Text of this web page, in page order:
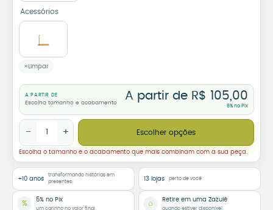
Acessórios
Limpar
A PARTIR DE
Escolha tamanho e acabamento
A partir de R$ 105,00
5% no Pix
Azulejo Decorativo Confiar e Fluir – Base Flor quantidade
− + Escolher opções
Escolha o tamanho e o acabamento que mais combinam com a sua peça.
+10 anos
transformando histórias em
presentes
13 lojas perto de você
% 5% no Pix
um carinho no valor final
⌂ Retire em uma Zazulê
quando estiver disponível